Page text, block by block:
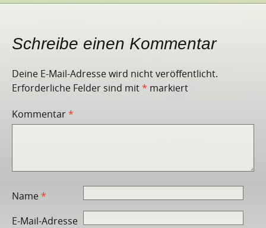
Schreibe einen Kommentar
Deine E-Mail-Adresse wird nicht veröffentlicht.
Erforderliche Felder sind mit* markiert
Kommentar*
Name*
E-Mail-Adresse